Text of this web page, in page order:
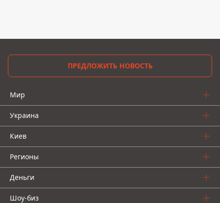
ПРЕДЛОЖИТЬ НОВОСТЬ
Мир
Украина
Киев
Регионы
Деньги
Шоу-биз